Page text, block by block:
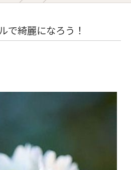
で綺麗になろう！